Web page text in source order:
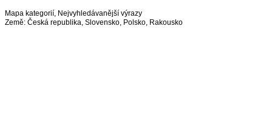
Mapa kategorií, Nejvyhledávanější výrazy
Země: Česká republika, Slovensko, Polsko, Rakousko